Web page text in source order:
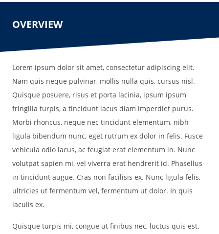
OVERVIEW
Lorem ipsum dolor sit amet, consectetur adipiscing elit.
Nam quis neque pulvinar, mollis nulla quis, cursus nisl.
Quisque posuere, risus et porta lacinia, ipsum ipsum
fringilla turpis, a tincidunt lacus diam imperdiet purus.
Morbi rhoncus, neque nec tincidunt elementum, nibh
ligula bibendum nunc, eget rutrum ex dolor in felis. Fusce
vehicula odio lacus, ac feugiat erat elementum in. Nunc
volutpat sapien mi, vel viverra erat hendrerit id. Phasellus
in tincidunt augue. Cras non facilisis ex. Nunc ligula felis,
ultricies ut fermentum vel, fermentum ut dolor. In quis
iaculis ex.
Quisque turpis mi, congue ut finibus nec, luctus quis est.